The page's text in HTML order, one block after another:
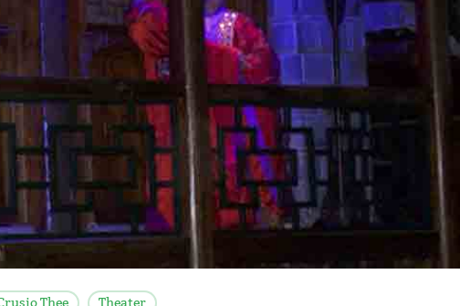
Thee Theater